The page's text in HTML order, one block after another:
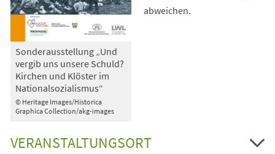
© Heritage Images/Historica
Graphica Collection/akg-images
Sonderausstellung „Und
vergib uns unsere Schuld?
Kirchen und Klöster im
Nationalsozialismus“
abweichen.
VERANSTALTUNGSORT